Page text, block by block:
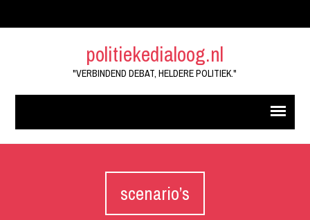
politiekedialoog.nl
"VERBINDEND DEBAT, HELDERE POLITIEK."
scenario’s